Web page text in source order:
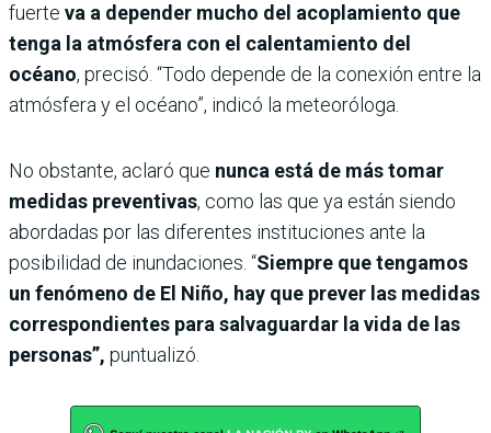
fuerte va a depender mucho del acoplamiento que
tenga la atmósfera con el calentamiento del
océano, precisó. “Todo depende de la conexión entre la
atmósfera y el océano”, indicó la meteoróloga.
No obstante, aclaró que nunca está de más tomar
medidas preventivas, como las que ya están siendo
abordadas por las diferentes instituciones ante la
posibilidad de inundaciones. “Siempre que tengamos
un fenómeno de El Niño, hay que prever las medidas
correspondientes para salvaguardar la vida de las
personas”, puntualizó.